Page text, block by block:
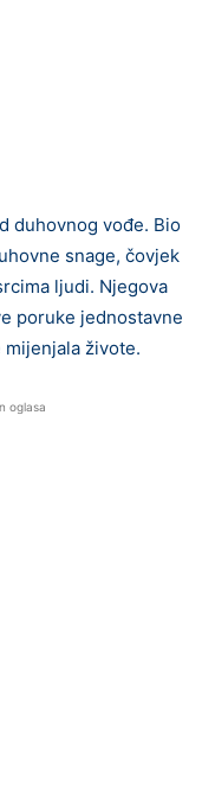
duhovnog vođe. Bio
snage, čovjek
ljudi. Njegova
poruke jednostavne
živote.
oglasa